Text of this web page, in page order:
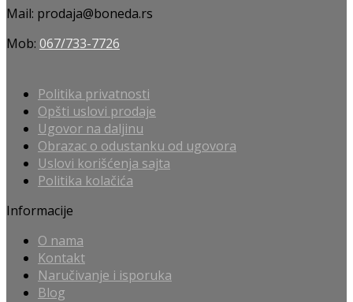
Mail: prodaja@boneda.rs
Mob: 067/733-7726
Politika privatnosti
Opšti uslovi prodaje
Ugovor na daljinu
Obrazac o odustanku od ugovora
Uslovi korišćenja sajta
Politika kolačića
Informacije
O nama
Kontakt
Naručivanje i isporuka
Blog